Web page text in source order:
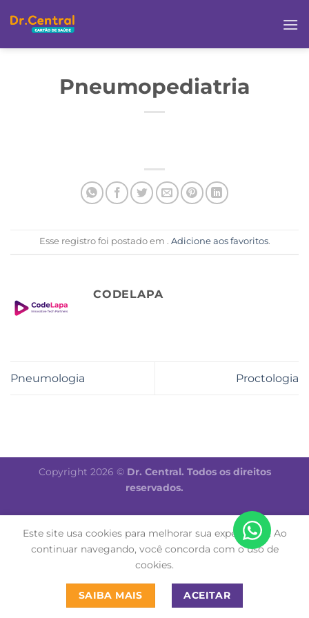
Pneumopediatria
Esse registro foi postado em . Adicione aos favoritos.
CODELAPA
Pneumologia Proctologia
Copyright 2026 © Dr. Central. Todos os direitos
reservados.
Este site usa cookies para melhorar sua experiência. Ao
continuar navegando, você concorda com o uso de
cookies.
SAIBA MAIS ACEITAR